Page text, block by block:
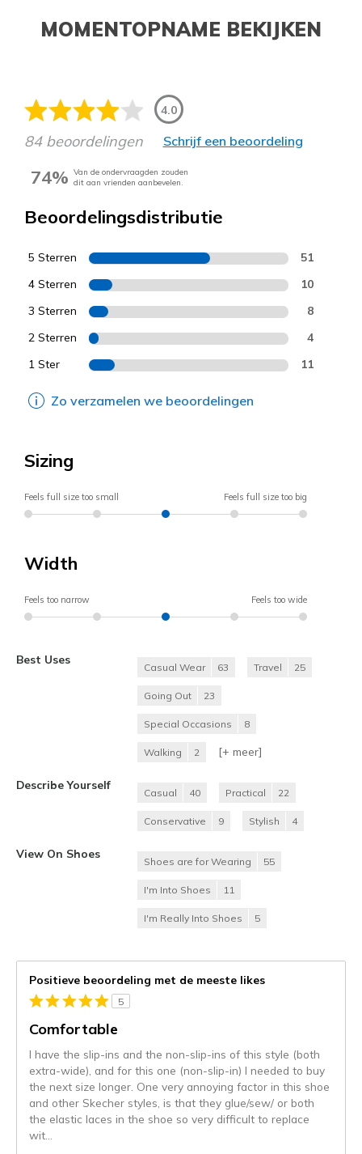
MOMENTOPNAME BEKIJKEN
4.0
84 beoordelingen Schrijf een beoordeling
74% Van de ondervraagden zouden
dit aan vrienden aanbevelen.
Beoordelingsdistributie
5 Sterren 51
4 Sterren 10
3 Sterren 8
2 Sterren 4
1 Ster 11
Zo verzamelen we beoordelingen
Sizing
Feels full size too small Feels full size too big
Width
Feels too narrow Feels too wide
Best Uses
Casual Wear 63 Travel 25
Going Out 23
Special Occasions 8
Walking 2 [+ meer]
Describe Yourself
Casual 40 Practical 22
Conservative 9 Stylish 4
View On Shoes
Shoes are for Wearing 55
I'm Into Shoes 11
I'm Really Into Shoes 5
Positieve beoordeling met de meeste likes
5
Comfortable
I have the slip-ins and the non-slip-ins of this style (both
extra-wide), and for this one (non-slip-in) I needed to buy
the next size longer. One very annoying factor in this shoe
and other Skecher styles, is that they glue/sew/ or both
the elastic laces in the shoe so very difficult to replace
wit